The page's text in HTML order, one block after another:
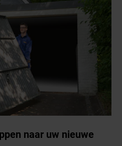
naar uw nieuwe